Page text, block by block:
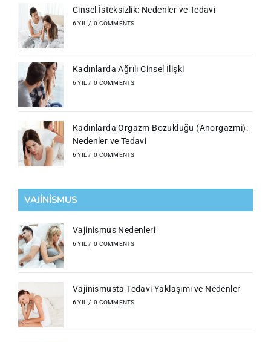
Cinsel İsteksizlik: Nedenler ve Tedavi
6 YIL / 0 COMMENTS
Kadınlarda Ağrılı Cinsel İlişki
6 YIL / 0 COMMENTS
Kadınlarda Orgazm Bozukluğu (Anorgazmi):
Nedenler ve Tedavi
6 YIL / 0 COMMENTS
VAJİNİSMUS
Vajinismus Nedenleri
6 YIL / 0 COMMENTS
Vajinismusta Tedavi Yaklaşımı ve Nedenler
6 YIL / 0 COMMENTS